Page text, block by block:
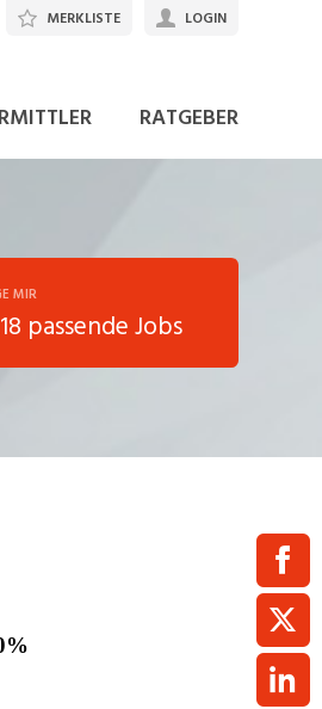
RATGEBER
MERKLISTE LOGIN
MIR
passende Jobs
JETZT BEWERBEN